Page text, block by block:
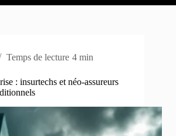
Temps de lecture 4 min
: insurtechs et néo-assureurs